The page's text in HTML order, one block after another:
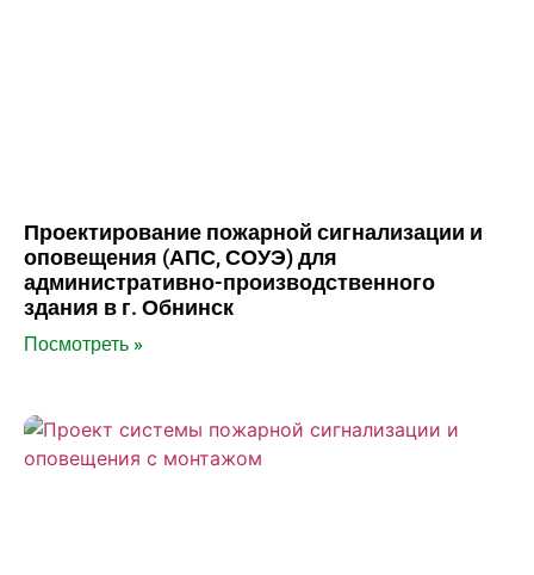
Проектирование пожарной сигнализации и
оповещения (АПС, СОУЭ) для
административно-производственного
здания в г. Обнинск
Посмотреть »